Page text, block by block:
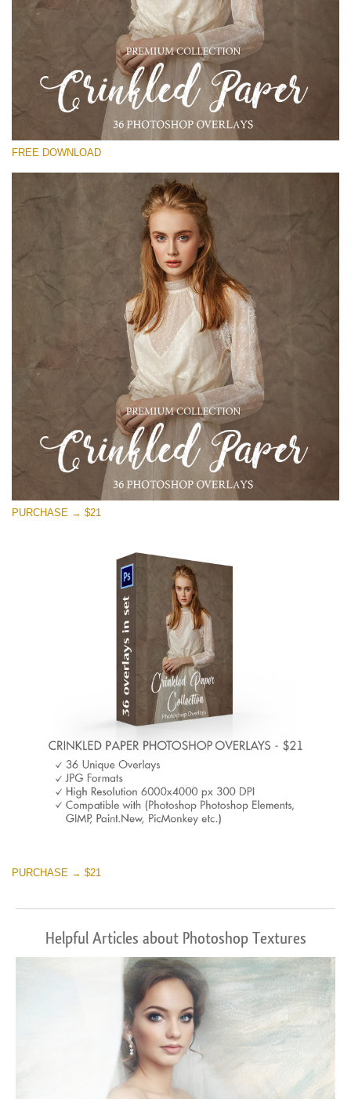
Please select
Free Photoshop Overlay
Small 800*533px
Сrinkled Paper
(36 Overlays)
Entire Collection
Large 6000*4000px
Free download
FREE DOWNLOAD
PURCHASE → $21
PURCHASE → $21
Helpful Articles about Photoshop Textures